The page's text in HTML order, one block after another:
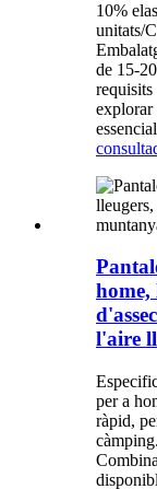
10%
unitats/
de 15-
requisits
explorar
consulta
home,
l'aire
per a
ràpid,